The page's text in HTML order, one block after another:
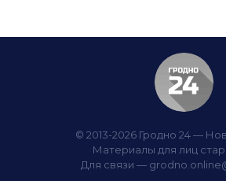
© 2013-2026 Гродно 24 —
Материалы для лиц
Для связи —